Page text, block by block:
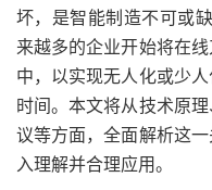
坏，是智能制造不可或
来越多的企业开始将在
中，以实现无人化或少
时间。本文将从技术原
议等方面，全面解析这
入理解并合理应用。